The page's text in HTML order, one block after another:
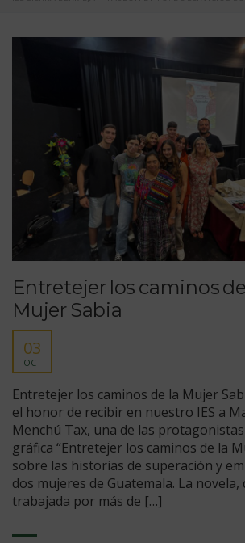
Entretejer los caminos
Mujer Sabia
03
OCT
Entretejer los caminos de la Mujer
el honor de recibir en nuestro IES a
Menchú Tax, una de las
gráfica “Entretejer los caminos de la
sobre las historias de superación y
dos mujeres de Guatemala. La novela,
trabajada por más de […]